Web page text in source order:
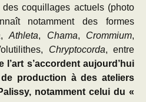
coquillages actuels (photo
notamment des formes
,Athleta, Chama, Crommium,
Chryptocorda, entre
l’art s’accordent aujourd’hui
production à des ateliers
notamment celui du «